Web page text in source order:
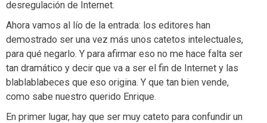
desregulación de Internet.
Ahora vamos al lío de la entrada: los editores han
demostrado ser una vez más unos catetos intelectuales,
para qué negarlo. Y para afirmar eso no me hace falta ser
tan dramático y decir que va a ser el fin de Internet y las
blablablabeces que eso origina. Y que tan bien vende,
como sabe nuestro querido Enrique.
En primer lugar, hay que ser muy cateto para confundir un